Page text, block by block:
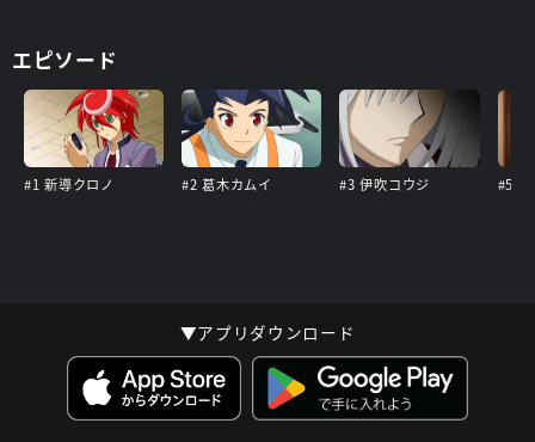
エピソード
#1 新導クロノ #2 葛木カムイ #3 伊吹コウジ #5
▼アプリダウンロード